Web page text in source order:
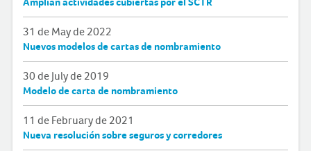
31 de May de 2022
Nuevos modelos de cartas de nombramiento
30 de July de 2019
Modelo de carta de nombramiento
11 de February de 2021
Nueva resolución sobre seguros y corredores